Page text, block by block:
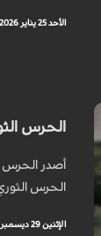
الأحد 25 يناير 2026 - 14:56 بتوقيت مكة
الحرس
الحرس
الإثنين 29 ديسمبر 2025 - 16:03 بتوقيت مكة